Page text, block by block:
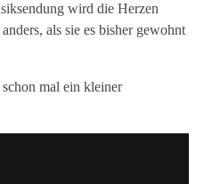
wird die Herzen
als sie es bisher gewohnt
mal ein kleiner